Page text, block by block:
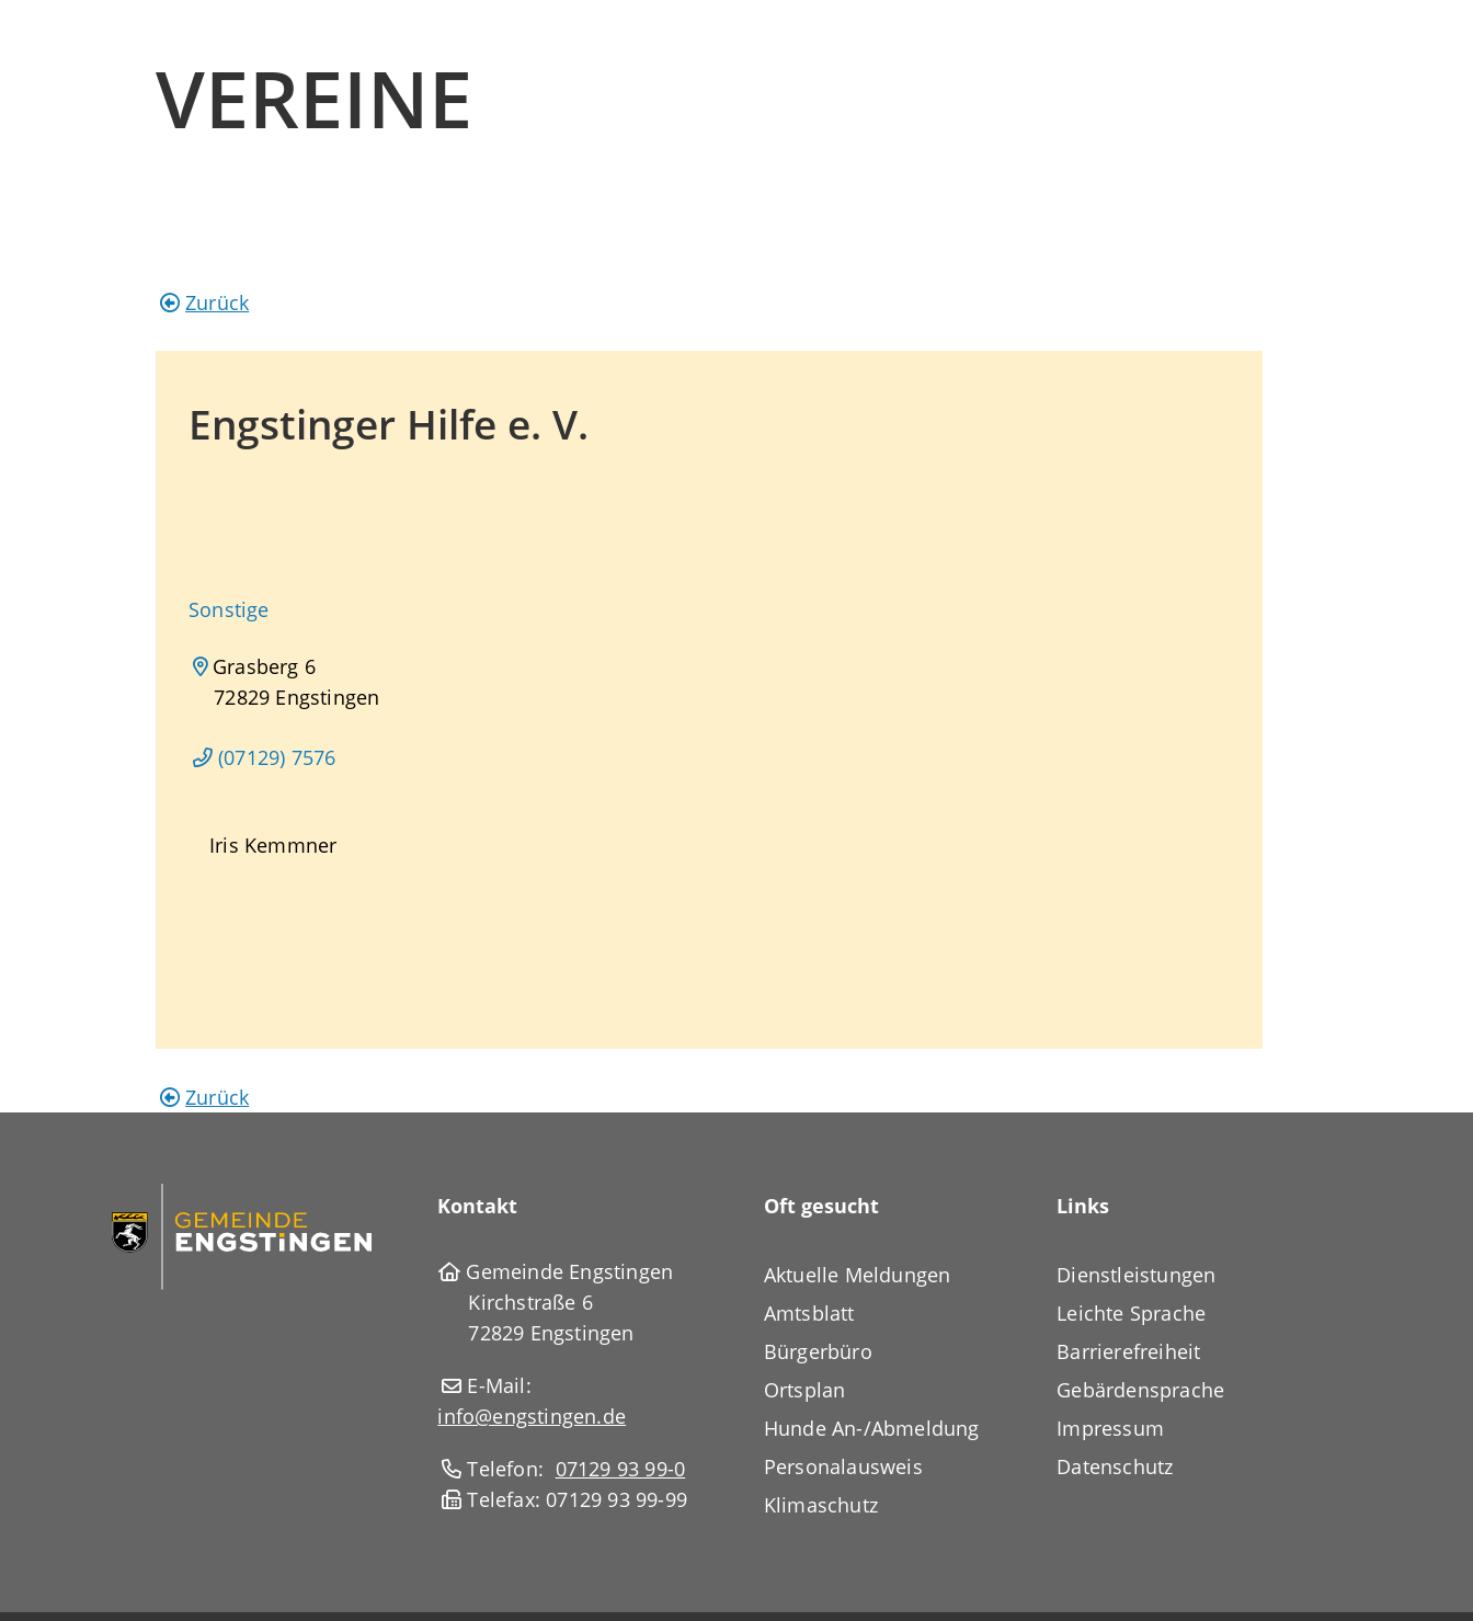
VEREINE
Zurück
Engstinger Hilfe e. V.
Grasberg 6
72829 Engstingen
(07129) 7576
Iris Kemmner
Sonstige
Zurück
Kontakt
Gemeinde Engstingen
Kirchstraße 6
72829 Engstingen
E-Mail:
info@engstingen.de
Telefon: 07129 93 99-0
Telefax: 07129 93 99-99
Oft gesucht
Aktuelle Meldungen
Amtsblatt
Bürgerbüro
Ortsplan
Hunde An-/Abmeldung
Personalausweis
Klimaschutz
Links
Dienstleistungen
Leichte Sprache
Barrierefreiheit
Gebärdensprache
Impressum
Datenschutz